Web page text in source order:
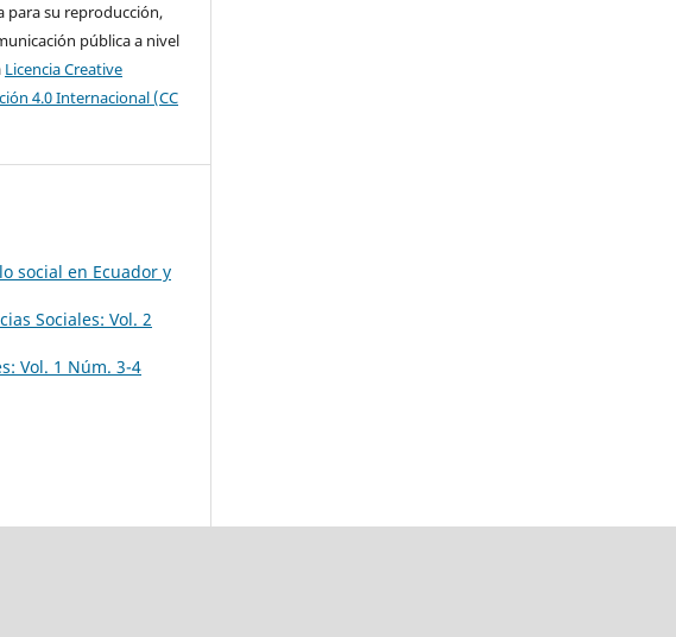
para su reproducción,
pública a nivel
Licencia Creative
4.0 Internacional (CC
social en Ecuador y
Sociales: Vol. 2
Vol. 1 Núm. 3-4